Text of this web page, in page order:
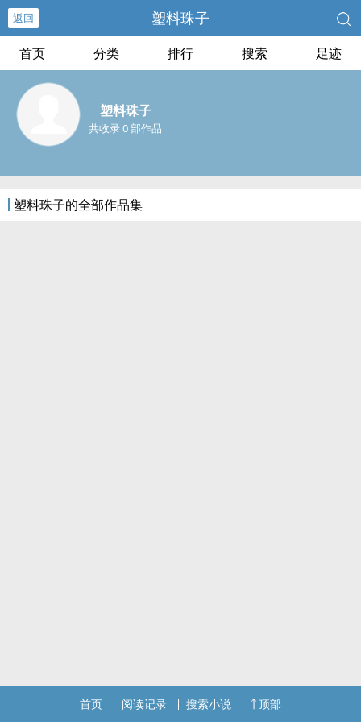
返回 塑料珠子
首页 分类 排行 搜索 足迹
塑料珠子
共收录 0 部作品
塑料珠子的全部作品集
首页 阅读记录 搜索小说 顶部